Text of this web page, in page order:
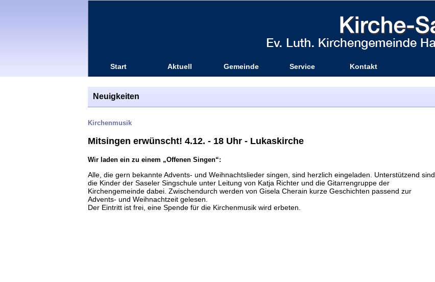
Start Aktuell Gemeinde Service Kontakt
Neuigkeiten
Kirchenmusik
Mitsingen erwünscht! 4.12. - 18 Uhr - Lukaskirche
Wir laden ein zu einem „Offenen Singen“:
Alle, die gern bekannte Advents- und Weihnachtslieder singen, sind herzlich eingeladen. Unterstützend sind
die Kinder der Saseler Singschule unter Leitung von Katja Richter und die Gitarrengruppe der
Kirchengemeinde dabei. Zwischendurch werden von Gisela Cherain kurze Geschichten passend zur
Advents- und Weihnachtzeit gelesen.
Der Eintritt ist frei, eine Spende für die Kirchenmusik wird erbeten.